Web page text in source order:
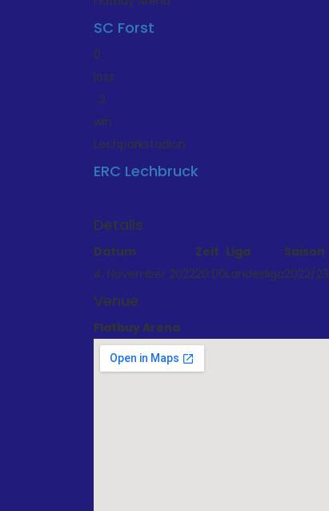
SC Forst
0
loss
: 3
win
Lechparkstadion
ERC Lechbruck
Details
Datum Zeit Liga
Saison
4. November 202220:00Landesliga2022/23
Venue
Flatbuy Arena